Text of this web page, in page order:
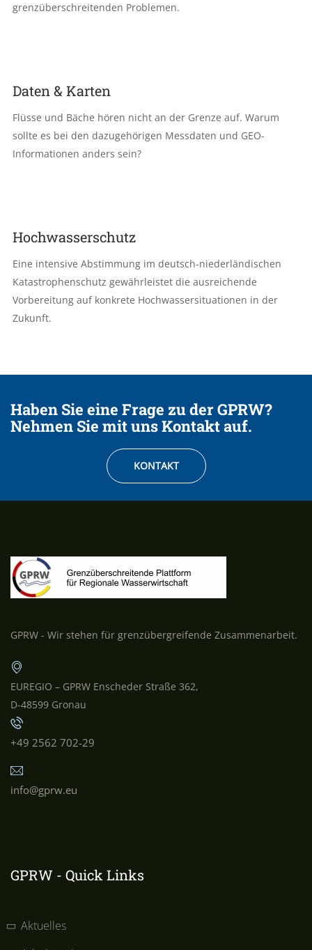
grenzüberschreitenden Problemen.
Daten & Karten
Flüsse und Bäche hören nicht an der Grenze auf. Warum
sollte es bei den dazugehörigen Messdaten und GEO-
Informationen anders sein?
Hochwasserschutz
Eine intensive Abstimmung im deutsch-niederländischen
Katastrophenschutz gewährleistet die ausreichende
Vorbereitung auf konkrete Hochwassersituationen in der
Zukunft.
Haben Sie eine Frage zu der GPRW?
Nehmen Sie mit uns Kontakt auf.
KONTAKT
GPRW - Wir stehen für grenzübergreifende Zusammenarbeit.
EUREGIO – GPRW Enscheder Straße 362,
D-48599 Gronau
+49 2562 702-29
info@gprw.eu
GPRW - Quick Links
Aktuelles